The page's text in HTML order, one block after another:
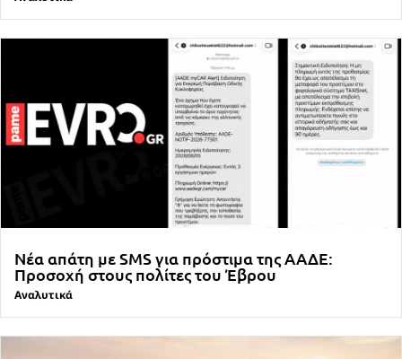
Νέα απάτη με SMS για πρόστιμα της ΑΑΔΕ:
Προσοχή στους πολίτες του Έβρου
Αναλυτικά